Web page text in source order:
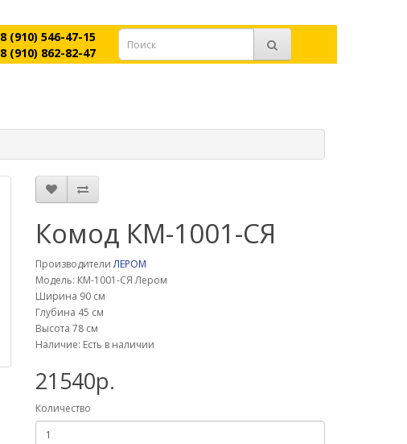
8 (910) 546-47-15
8 (910) 862-82-47
Комод КМ-1001-СЯ
ПроизводителиЛЕРОМ
Модель: КМ-1001-СЯ Лером
Ширина 90 см
Глубина 45 см
Высота 78 см
Наличие: Есть в наличии
21540р.
Количество